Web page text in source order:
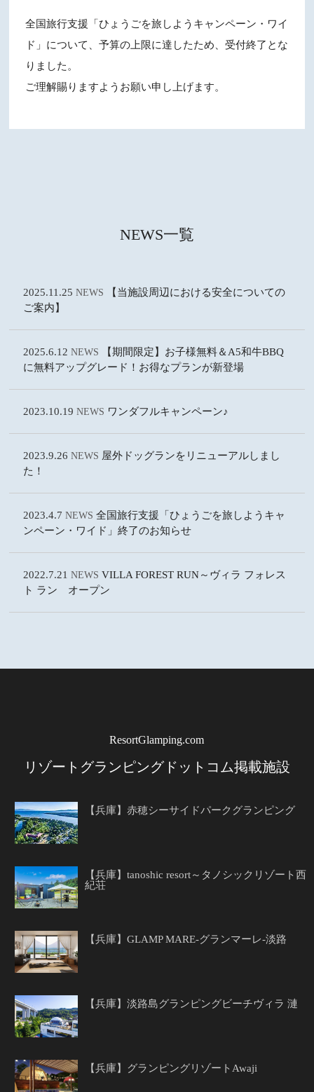
全国旅行支援「ひょうごを旅しようキャンペーン・ワイ
ド」について、予算の上限に達したため、受付終了とな
りました。
ご理解賜りますようお願い申し上げます。
NEWS一覧
2025.11.25 NEWS
【当施設周辺における安全についての
ご案内】
2025.6.12 NEWS
【期間限定】お子様無料＆A5和牛BBQ
に無料アップグレード！お得なプランが新登場
2023.10.19 NEWS ワンダフルキャンペーン♪
2023.9.26 NEWS 屋外ドッグランをリニューアルしまし
た！
2023.4.7 NEWS 全国旅行支援「ひょうごを旅しようキャ
ンペーン・ワイド」終了のお知らせ
2022.7.21 NEWS VILLA FOREST RUN～ヴィラ フォレス
ト ラン オープン
ResortGlamping.com
リゾートグランピングドットコム掲載施設
【兵庫】赤穂シーサイドパークグランピング
【兵庫】tanoshic resort～タノシックリゾート西
紀荘
【兵庫】GLAMP MARE-グランマーレ-淡路
【兵庫】淡路島グランピングビーチヴィラ 漣
【兵庫】グランピングリゾートAwaji